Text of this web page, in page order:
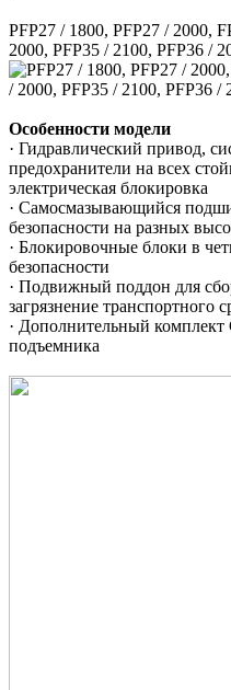
PFP27 / 1800, PFP27 / 2000,
2000, PFP35 / 2100, PFP36 /
Особенности модели
· Гидравлический привод,
предохранители на всех
электрическая блокировка
· Самосмазывающийся
безопасности на разных
· Блокировочные блоки в
безопасности
· Подвижный поддон для
загрязнение транспортного
· Дополнительный комплект
подъемника